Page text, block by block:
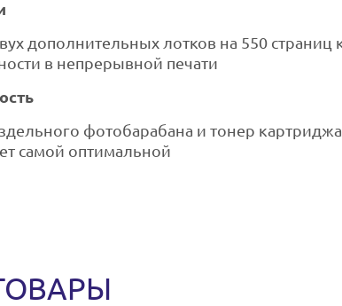
дополнительных лотков на 550 страниц
в непрерывной печати
фотобарабана и тонер
самой оптимальной